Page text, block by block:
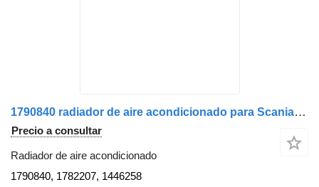
1790840 radiador de aire acondicionado para Scania camión
Precio a consultar
Radiador de aire acondicionado
1790840, 1782207, 1446258